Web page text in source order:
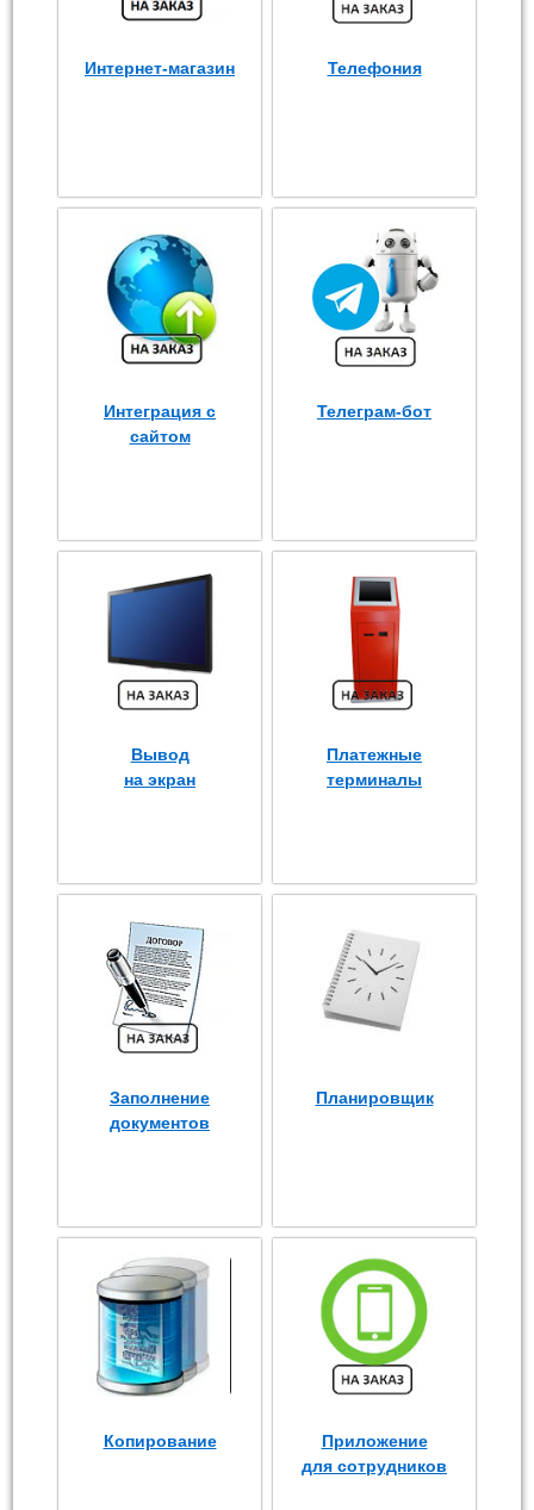
Интернет-магазин Телефония
Интеграция с
сайтом
Телеграм-бот
Вывод
на экран
Платежные
терминалы
Заполнение
документов
Планировщик
Копирование
Приложение
для сотрудников